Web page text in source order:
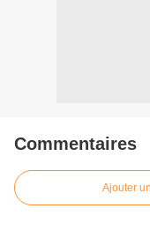
Commentaires
Ajouter